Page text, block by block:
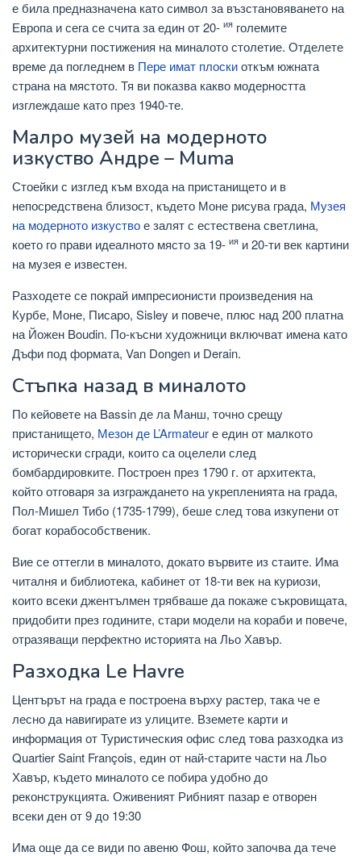
е била предназначена като символ за възстановяването на
Европа и сега се счита за един от 20- ия големите
архитектурни постижения на миналото столетие. Отделете
време да погледнем в Пере имат плоскиоткъм южната
страна на мястото. Тя ви показва какво модерността
изглеждаше като през 1940-те.
Малро музей на модерното
изкуство Андре – Muma
Стоейки с изглед към входа на пристанището и в
непосредствена близост, където Моне рисува града, Музея
на модерното изкуствое залят с естествена светлина,
което го прави идеалното място за 19- ия и 20-ти век картини
на музея е известен.
Разходете се покрай импресионисти произведения на
Курбе, Моне, Писаро, Sisley и повече, плюс над 200 платна
на Йожен Boudin. По-късни художници включват имена като
Дъфи под формата, Van Dongen и Derain.
Стъпка назад в миналото
По кейовете на Bassin де ла Манш, точно срещу
пристанището, Мезон де L’Armateurе един от малкото
исторически сгради, които са оцелели след
бомбардировките. Построен през 1790 г. от архитекта,
който отговаря за изграждането на укрепленията на града,
Пол-Мишел Тибо (1735-1799), беше след това изкупени от
богат корабособственик.
Вие се оттегли в миналото, докато вървите из стаите. Има
читалня и библиотека, кабинет от 18-ти век на куриози,
които всеки джентълмен трябваше да покаже съкровищата,
придобити през годините, стари модели на кораби и повече,
отразяващи перфектно историята на Льо Хавър.
Разходка Le Havre
Центърът на града е построена върху растер, така че е
лесно да навигирате из улиците. Вземете карти и
информация от Туристическия офис след това разходка из
Quartier Saint François, един от най-старите части на Льо
Хавър, където миналото се побира удобно до
реконструкцията. Оживеният Рибният пазар е отворен
всеки ден от 9 до 19:30
Има още да се види по авеню Фош, който започва да тече